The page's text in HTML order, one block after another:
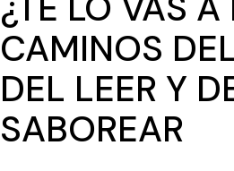
CAMINOS
DEL LEER Y
SABOREAR